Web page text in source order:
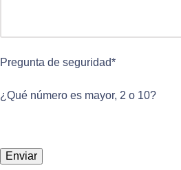
Pregunta de seguridad*
¿Qué número es mayor, 2 o 10?